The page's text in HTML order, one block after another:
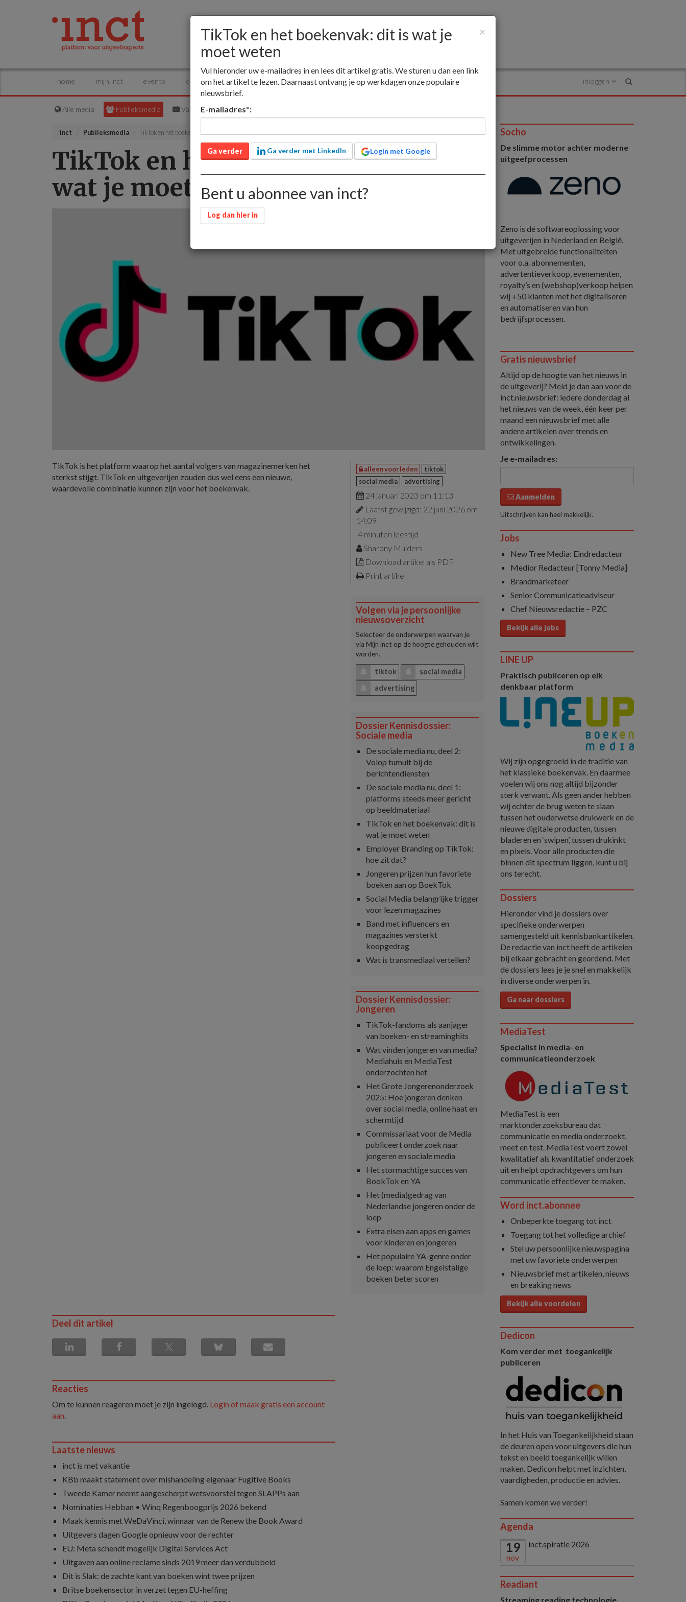
home mijn inct events dossiers adverteren jobs nieuw contact lid worden inloggen
Alle media Publieksmedia Vakmedia Educatieve media
inct Publieksmedia TikTok en het boekenvak: dit is wat je moet weten
TikTok en het boekenvak: dit is
wat je moet weten
TikTok is het platform waarop het aantal volgers van magazinemerken het
sterkst stijgt. TikTok en uitgeverijen zouden dus wel eens een nieuwe,
waardevolle combinatie kunnen zijn voor het boekenvak.
alleen voor leden
tiktok
social media
advertising
24 januari 2023 om 11:13
Laatst gewijzigd: 22 juni 2026 om
14:09
4 minuten leestijd
Sharony Mulders
Download artikel als PDF
Print artikel
Volgen via je persoonlijke
nieuwsoverzicht
Selecteer de onderwerpen waarvan je
via Mijn inct op de hoogte gehouden wilt
worden.
tiktok
social media
advertising
Dossier Kennisdossier:
Sociale media
De sociale media nu, deel 2:
Volop tumult bij de
berichtendiensten
De sociale media nu, deel 1:
platforms steeds meer gericht
op beeldmateriaal
TikTok en het boekenvak: dit is
wat je moet weten
Employer Branding op TikTok:
hoe zit dat?
Jongeren prijzen hun favoriete
boeken aan op BoekTok
Social Media belangrijke trigger
voor lezen magazines
Band met influencers en
magazines versterkt
koopgedrag
Wat is transmediaal vertellen?
Dossier Kennisdossier:
Jongeren
TikTok-fandoms als aanjager
van boeken- en streaminghits
Wat vinden jongeren van media?
Mediahuis en MediaTest
onderzochten het
Het Grote Jongerenonderzoek
2025: Hoe jongeren denken
over social media, online haat en
schermtijd
Commissariaat voor de Media
publiceert onderzoek naar
jongeren en sociale media
Het stormachtige succes van
BookTok en YA
Het (media)gedrag van
Nederlandse jongeren onder de
loep
Extra eisen aan apps en games
voor kinderen en jongeren
Het populaire YA-genre onder
de loep: waarom Engelstalige
boeken beter scoren
Deel dit artikel
Reacties
Om te kunnen reageren moet je zijn ingelogd. Login of maak gratis een account
aan.
Laatste nieuws
inct is met vakantie
KBb maakt statement over mishandeling eigenaar Fugitive Books
Tweede Kamer neemt aangescherpt wetsvoorstel tegen SLAPPs aan
Nominaties Hebban • Winq Regenboogprijs 2026 bekend
Maak kennis met WeDaVinci, winnaar van de Renew the Book Award
Uitgevers dagen Google opnieuw voor de rechter
EU: Meta schendt mogelijk Digital Services Act
Uitgaven aan online reclame sinds 2019 meer dan verdubbeld
Dit is Slak: de zachte kant van boeken wint twee prijzen
Britse boekensector in verzet tegen EU-heffing
Socho
De slimme motor achter moderne
uitgeefprocessen
Zeno is dé softwareoplossing voor
uitgeverijen in Nederland en België.
Met uitgebreide functionaliteiten
voor o.a. abonnementen,
advertentieverkoop, evenementen,
royalty’s en (webshop)verkoop helpen
wij +50 klanten met het digitaliseren
en automatiseren van hun
bedrijfsprocessen.
Gratis nieuwsbrief
Altijd op de hoogte van het nieuws in
de uitgeverij? Meld je dan aan voor de
inct.nieuwsbrief: iedere donderdag al
het nieuws van de week, één keer per
maand een nieuwsbrief met alle
andere artikelen over trends en
ontwikkelingen.
Je e-mailadres:
Aanmelden
Uitschrijven kan heel makkelijk.
Jobs
New Tree Media: Eindredacteur
Medior Redacteur [Tonny Media]
Brandmarketeer
Senior Communicatieadviseur
Chef Nieuwsredactie – PZC
Bekijk alle jobs
LINE UP
Praktisch publiceren op elk
denkbaar platform
Wij zijn opgegroeid in de traditie van
het klassieke boekenvak. En daarmee
voelen wij ons nog altijd bijzonder
sterk verwant. Als geen ander hebben
wij echter de brug weten te slaan
tussen het ouderwetse drukwerk en de
nieuwe digitale producten, tussen
bladeren en ‘swipen’, tussen drukinkt
en pixels. Voor alle producten die
binnen dit spectrum liggen, kunt u bij
ons terecht.
Dossiers
Hieronder vind je dossiers over
specifieke onderwerpen
samengesteld uit kennisbankartikelen.
De redactie van inct heeft de artikelen
bij elkaar gebracht en geordend. Met
de dossiers lees je je snel en makkelijk
in diverse onderwerpen in.
Ga naar dossiers
MediaTest
Specialist in media- en
communicatieonderzoek
MediaTest is een
marktonderzoeksbureau dat
communicatie en media onderzoekt,
meet en test. MediaTest voert zowel
kwalitatief als kwantitatief onderzoek
uit en helpt opdrachtgevers om hun
communicatie effectiever te maken.
Word inct.abonnee
Onbeperkte toegang tot inct
Toegang tot het volledige archief
Stel uw persoonlijke nieuwspagina
met uw favoriete onderwerpen
Nieuwsbrief met artikelen, nieuws
en breaking news
Bekijk alle voordelen
Dedicon
Kom verder met toegankelijk
publiceren
In het Huis van Toegankelijkheid staan
de deuren open voor uitgevers die hun
tekst en beeld toegankelijk willen
maken. Dedicon helpt met inzichten,
vaardigheden, productie en advies.
Samen komen we verder!
Agenda
19
nov
inct.spiratie 2026
Readiant
Streaming reading technologie
×
TikTok en het boekenvak: dit is wat je
moet weten
Vul hieronder uw e-mailadres in en lees dit artikel gratis. We sturen u dan een link
om het artikel te lezen. Daarnaast ontvang je op werkdagen onze populaire
nieuwsbrief.
E-mailadres*:
Ga verder Ga verder met LinkedIn Login met Google
Bent u abonnee van inct?
Log dan hier in